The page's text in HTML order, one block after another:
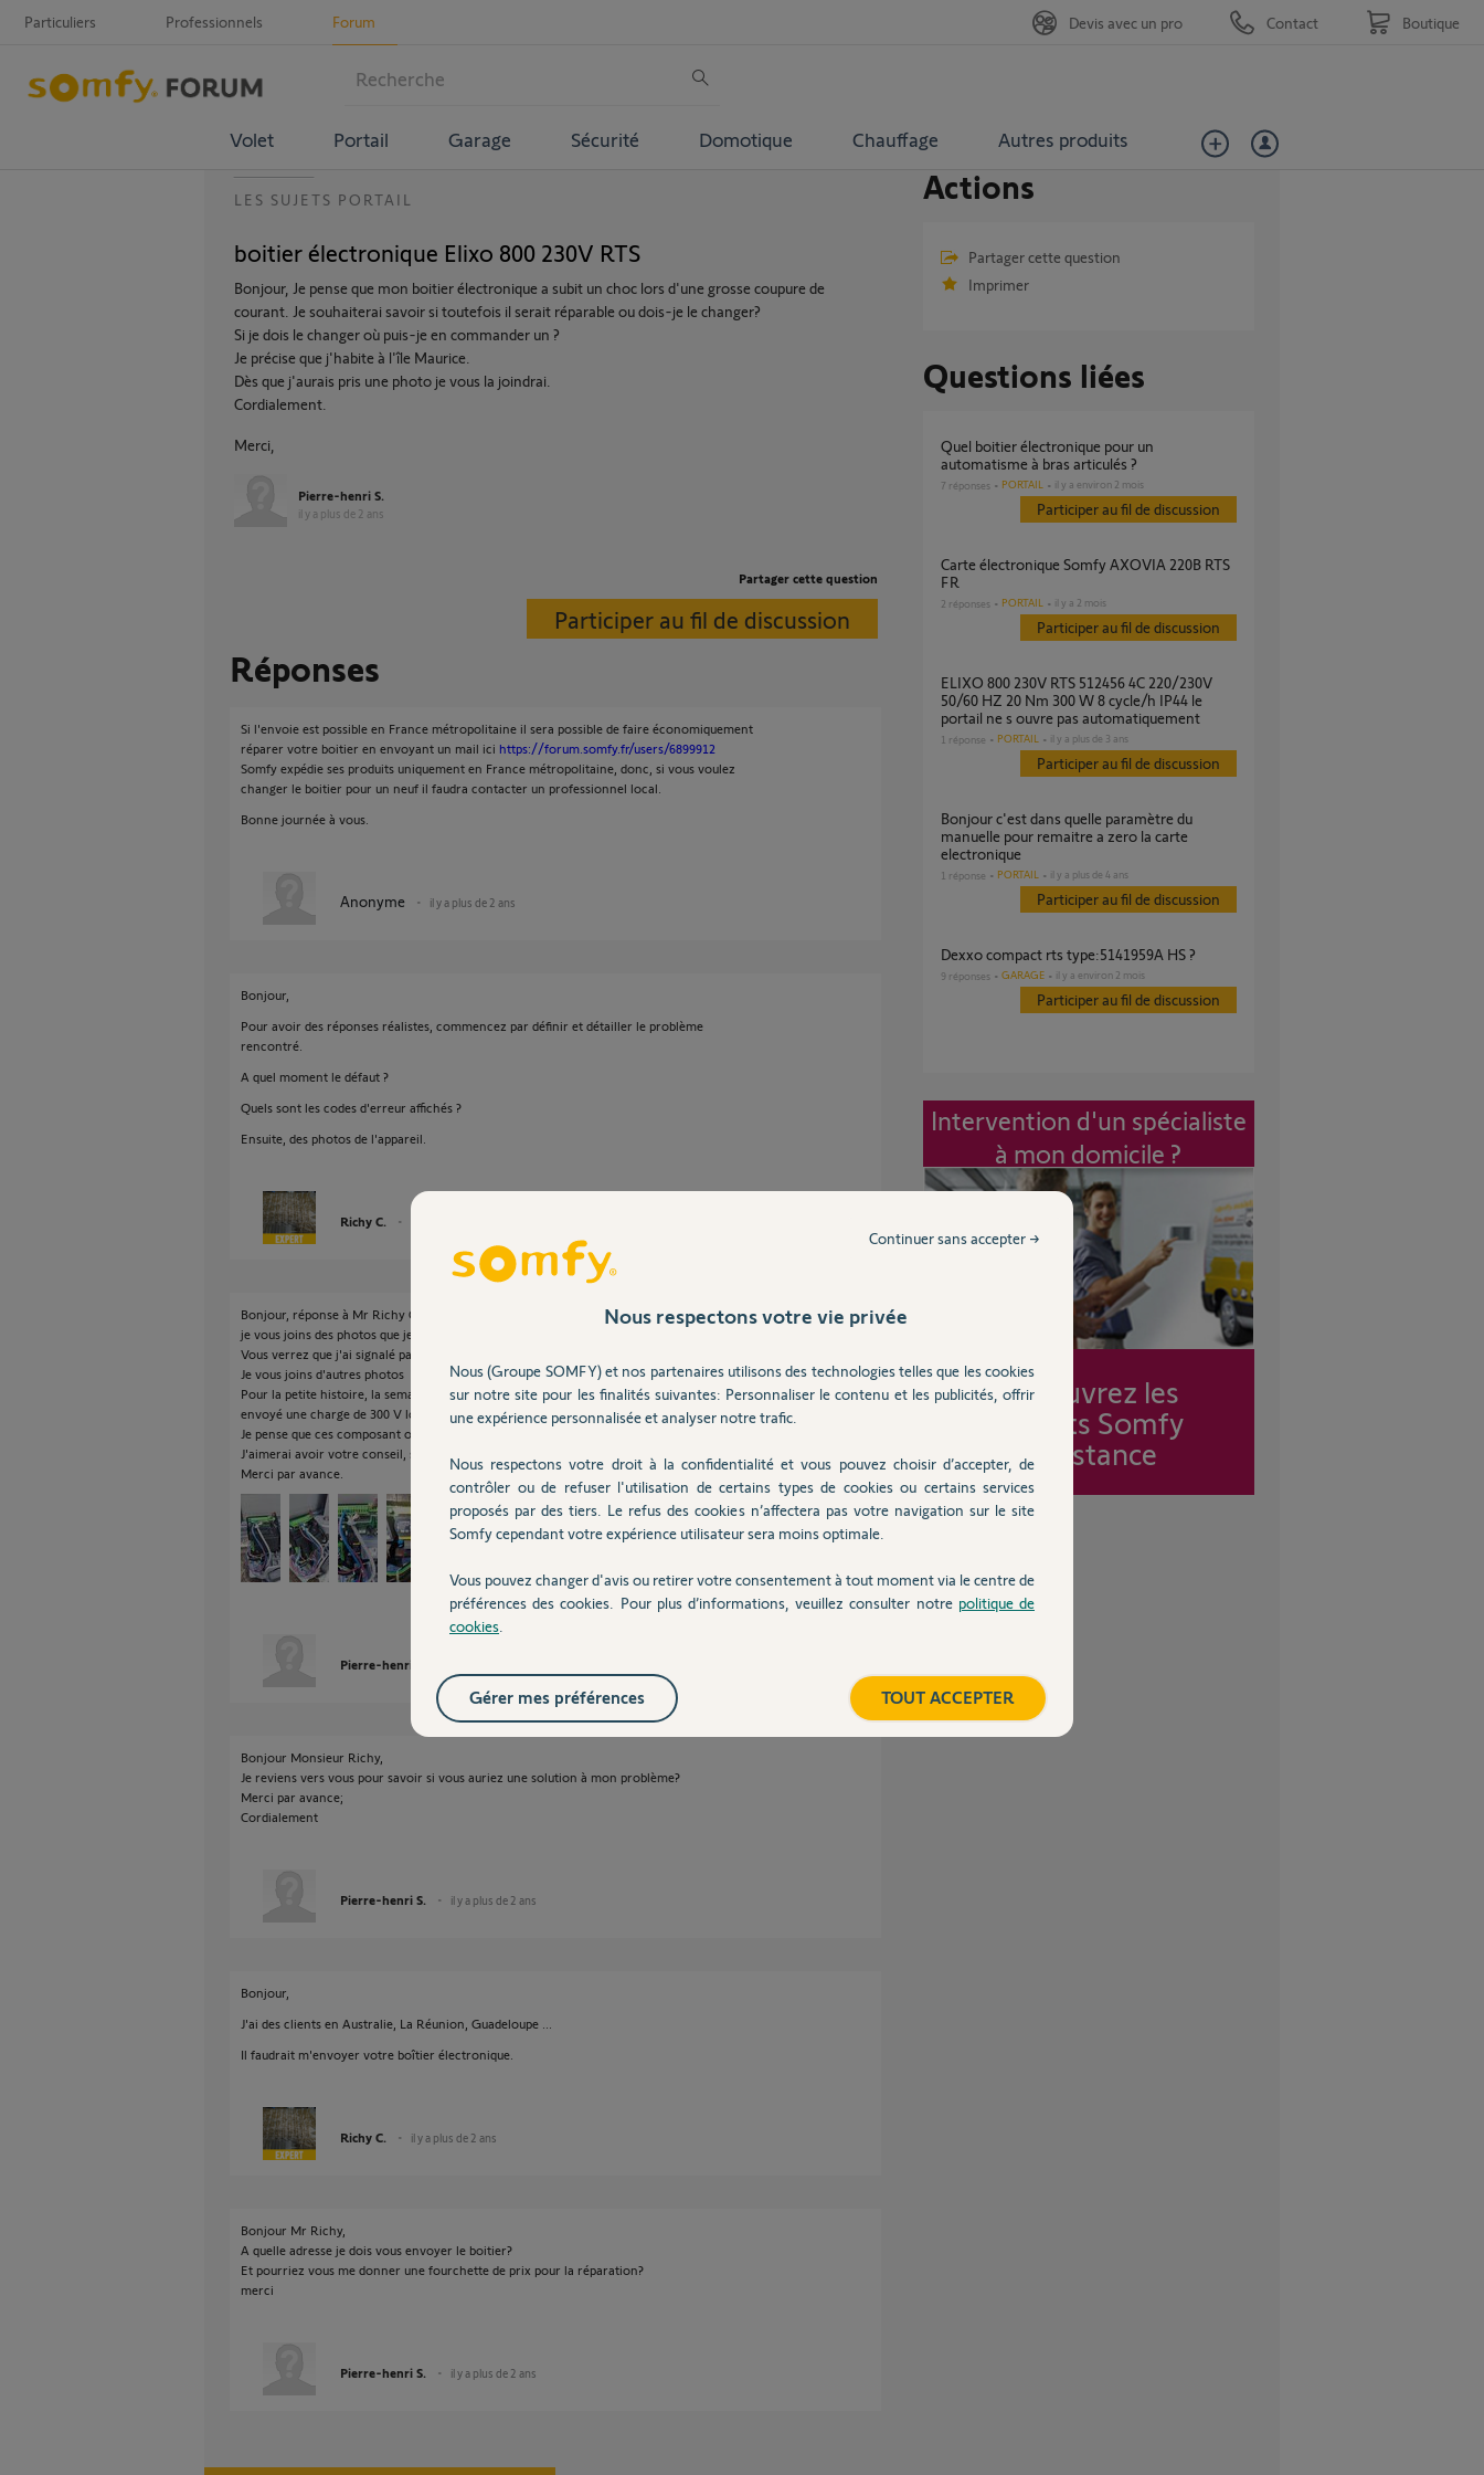
Particuliers Professionnels Forum
Volet Portail Garage Sécurité Domotique Chauffage Autres produits
Devis avec un pro Contact Boutique
LES SUJETS PORTAIL
boitier électronique Elixo 800 230V RTS
Bonjour, Je pense que mon boitier électronique a subit un choc lors d'une grosse coupure de
courant. Je souhaiterai savoir si toutefois il serait réparable ou dois-je le changer?
Si je dois le changer où puis-je en commander un ?
Je précise que j'habite à l'île Maurice.
Dès que j'aurais pris une photo je vous la joindrai.
Cordialement.
Merci,
Pierre-henri S.
il y a plus de 2 ans
Partager cette question
Participer au fil de discussion
Réponses
Si l'envoie est possible en France métropolitaine il sera possible de faire économiquement
réparer votre boitier en envoyant un mail ici https://forum.somfy.fr/users/6899912
Somfy expédie ses produits uniquement en France métropolitaine, donc, si vous voulez
changer le boitier pour un neuf il faudra contacter un professionnel local.
Bonne journée à vous.
Anonyme il y a plus de 2 ans
Bonjour,
Pour avoir des réponses réalistes, commencez par définir et détailler le problème
rencontré.
A quel moment le défaut ?
Quels sont les codes d'erreur affichés ?
Ensuite, des photos de l'appareil.
Richy C.
Bonjour, réponse à Mr Richy C.
je vous joins des photos que je viens de prendre.
Vous verrez que j'ai signalé par des flèches des composants qui ont noircis.
Je vous joins d'autres photos
Pour la petite histoire, la semaine dernière la CEB (compagnie d'électricité de Maurice) on
envoyé une charge de 300 V lors d'une panne de secteur.
Je pense que ces composant ont subit une surcharge?
J'aimerai avoir votre conseil, si je dois changer tout le boitier électronique?
Merci par avance.
Pierre-henri S.
Bonjour Monsieur Richy,
Je reviens vers vous pour savoir si vous auriez une solution à mon problème?
Merci par avance;
Cordialement
Pierre-henri S. il y a plus de 2 ans
Bonjour,
J'ai des clients en Australie, La Réunion, Guadeloupe ...
Il faudrait m'envoyer votre boîtier électronique.
Richy C. il y a plus de 2 ans
Bonjour Mr Richy,
A quelle adresse je dois vous envoyer le boitier?
Et pourriez vous me donner une fourchette de prix pour la réparation?
merci
Pierre-henri S. il y a plus de 2 ans
Actions
Partager cette question
Imprimer
Questions liées
Quel boitier électronique pour un
automatisme à bras articulés ?
7 réponses PORTAIL il y a environ 2 mois
Participer au fil de discussion
Carte électronique Somfy AXOVIA 220B RTS
FR
2 réponses PORTAIL il y a 2 mois
Participer au fil de discussion
ELIXO 800 230V RTS 512456 4C 220/230V
50/60 HZ 20 Nm 300 W 8 cycle/h IP44 le
portail ne s ouvre pas automatiquement
1 réponse PORTAIL il y a plus de 3 ans
Participer au fil de discussion
bonjour c'est dans quelle paramètre du
manuelle pour remaitre a zero la carte
electronique
1 réponse PORTAIL il y a plus de 4 ans
Participer au fil de discussion
Dexxo compact rts type:5141959A HS ?
9 réponses GARAGE il y a environ 2 mois
Participer au fil de discussion
Intervention d'un spécialiste
à mon domicile ?
Découvrez les
forfaits Somfy
Assistance
Nous respectons votre vie privée
Nous (Groupe SOMFY) et nos partenaires utilisons des technologies telles que les cookies
sur notre site pour les finalités suivantes: Personnaliser le contenu et les publicités, offrir
une expérience personnalisée et analyser notre trafic.
Nous respectons votre droit à la confidentialité et vous pouvez choisir d’accepter, de
contrôler ou de refuser l'utilisation de certains types de cookies ou certains services
proposés par des tiers. Le refus des cookies n’affectera pas votre navigation sur le site
Somfy cependant votre expérience utilisateur sera moins optimale.
Vous pouvez changer d'avis ou retirer votre consentement à tout moment via le centre de
préférences des cookies. Pour plus d’informations, veuillez consulter notre politique de
cookies
Continuer sans accepter →
TOUT ACCEPTER
Gérer mes préférences